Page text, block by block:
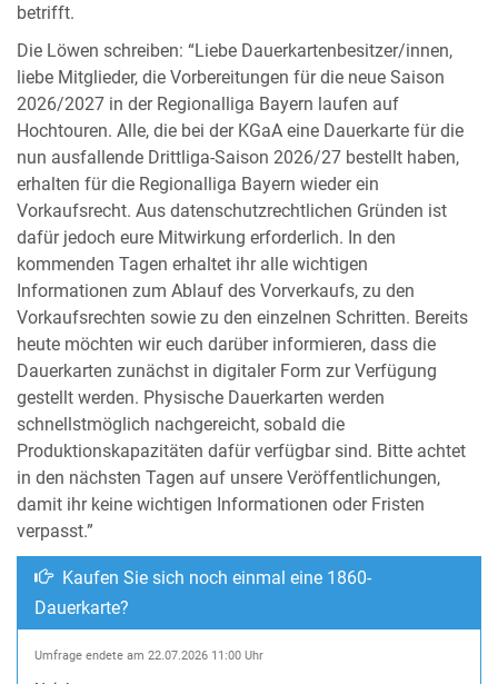
betrifft.
Die Löwen schreiben: “Liebe Dauerkartenbesitzer/innen,
liebe Mitglieder, die Vorbereitungen für die neue Saison
2026/2027 in der Regionalliga Bayern laufen auf
Hochtouren. Alle, die bei der KGaA eine Dauerkarte für die
nun ausfallende Drittliga-Saison 2026/27 bestellt haben,
erhalten für die Regionalliga Bayern wieder ein
Vorkaufsrecht. Aus datenschutzrechtlichen Gründen ist
dafür jedoch eure Mitwirkung erforderlich. In den
kommenden Tagen erhaltet ihr alle wichtigen
Informationen zum Ablauf des Vorverkaufs, zu den
Vorkaufsrechten sowie zu den einzelnen Schritten. Bereits
heute möchten wir euch darüber informieren, dass die
Dauerkarten zunächst in digitaler Form zur Verfügung
gestellt werden. Physische Dauerkarten werden
schnellstmöglich nachgereicht, sobald die
Produktionskapazitäten dafür verfügbar sind. Bitte achtet
in den nächsten Tagen auf unsere Veröffentlichungen,
damit ihr keine wichtigen Informationen oder Fristen
verpasst.”
Kaufen Sie sich noch einmal eine 1860-
Dauerkarte?
Umfrage endete am 22.07.2026 11:00 Uhr